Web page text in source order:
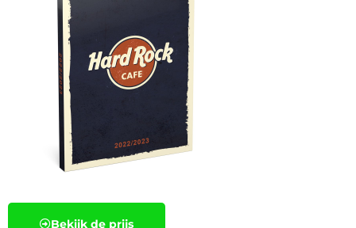
Bekijk de prijs